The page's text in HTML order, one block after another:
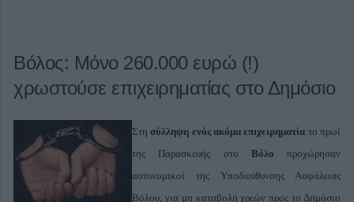
Βόλος: Μόνο 260.000 ευρώ (!)
χρωστούσε επιχειρηματίας στο Δημόσιο
Στησύλληψη ενός ακόμα επιχειρηματία το πρωί
της Παρασκευής στο Βόλο προχώρησαν
αστυνομικοί της Υποδιεύθυνσης Ασφάλειας
Βόλου, για μη καταβολή χρεών προς το Δημόσιο